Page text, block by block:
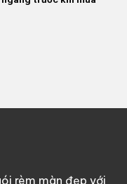
rèm màn đẹp với